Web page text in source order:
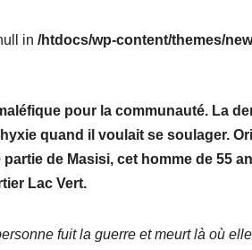
in /htdocs/wp-content/themes/
pour la communauté. La
quand il voulait se soulager.
de Masisi, cet homme de 55
Lac Vert.
fuit la guerre et meurt là où